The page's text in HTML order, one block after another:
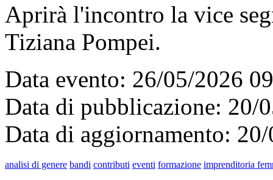
Aprirà l'incontro la vice
Tiziana Pompei.
Data evento: 26/05/2026
Data di pubblicazione: 20/
Data di aggiornamento:
analisi di genere bandi contributi eventi formazione imprenditoria